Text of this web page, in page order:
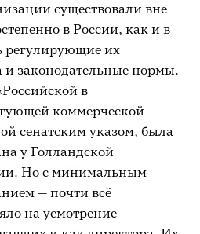
существовали вне
в России, как и в
регулирующие их
и законодательные нормы.
в
коммерческой
сенатским указом, была
у Голландской
Но с минимальным
— почти всё
на усмотрение